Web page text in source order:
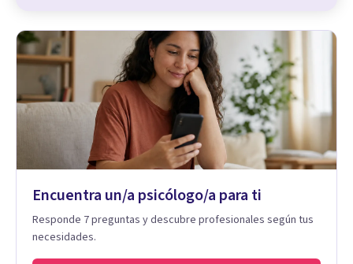
Encuentra un/a psicólogo/a para ti
Responde 7 preguntas y descubre profesionales según tus
necesidades.